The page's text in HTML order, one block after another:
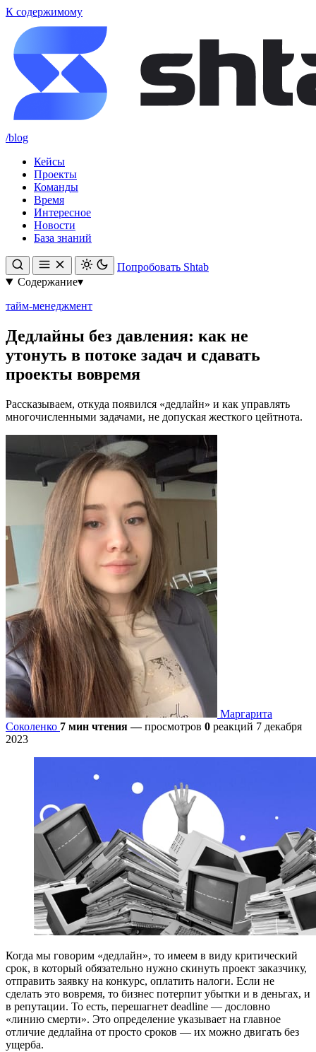
К содержимому
/blog
Кейсы
Проекты
Команды
Время
Интересное
Новости
База знаний
Попробовать Shtab
Содержание▾
тайм-менеджмент
Дедлайны без давления: как не
утонуть в потоке задач и сдавать
проекты вовремя
Рассказываем, откуда появился «дедлайн» и как управлять
многочисленными задачами, не допуская жесткого цейтнота.
Маргарита
Соколенко 7 мин чтения —просмотров 0 реакций 7 декабря
2023
Когда мы говорим «дедлайн», то имеем в виду критический
срок, в который обязательно нужно скинуть проект заказчику,
отправить заявку на конкурс, оплатить налоги. Если не
сделать это вовремя, то бизнес потерпит убытки и в деньгах, и
в репутации. То есть, перешагнет deadline — дословно
«линию смерти». Это определение указывает на главное
отличие дедлайна от просто сроков — их можно двигать без
ущерба.